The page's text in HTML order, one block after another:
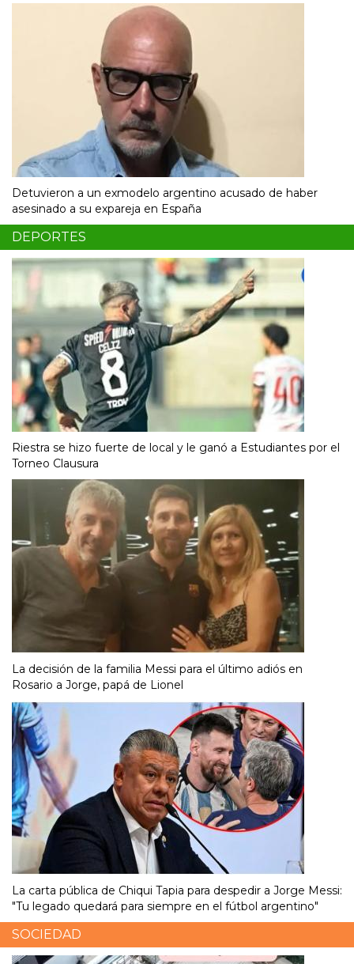
Detuvieron a un exmodelo argentino acusado de haber
asesinado a su expareja en España
DEPORTES
Riestra se hizo fuerte de local y le ganó a Estudiantes por el
Torneo Clausura
La decisión de la familia Messi para el último adiós en
Rosario a Jorge, papá de Lionel
La carta pública de Chiqui Tapia para despedir a Jorge Messi:
"Tu legado quedará para siempre en el fútbol argentino"
SOCIEDAD